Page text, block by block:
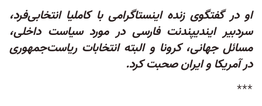
او در گفتگوی زنده اینستاگرامی با کاملیا انتخابی‌فرد،
سردبیر ایندیپندنت فارسی در مورد سیاست داخلی،
مسائل جهانی، کرونا و البته انتخابات ریاست‌جمهوری
در آمریکا و ایران صحبت کرد.
***